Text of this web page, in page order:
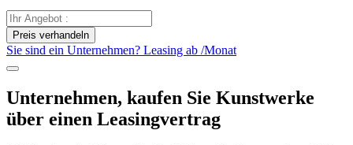
Preis verhandeln
Sie sind ein Unternehmen? Leasing ab /Monat
Unternehmen, kaufen Sie Kunstwerke
über einen Leasingvertrag